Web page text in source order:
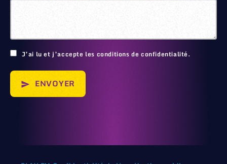
J’ai lu et j’accepte les conditions de confidentialité.
send ENVOYER